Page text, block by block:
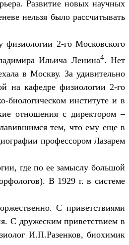
Развитие новых научных
нельзя было рассчитывать
2-го Московского
Ильича Ленина4. Нет
в Москву. За удивительно
на кафедре физиологии 2-го
биологическом институте и в
отношения с директором –
тем, что ему еще в
профессором Лазарем
где по ее замыслу большой
В 1929 г. в системе
С приветствиями
С дружеским приветствием в
И.П.Разенков, биохимик